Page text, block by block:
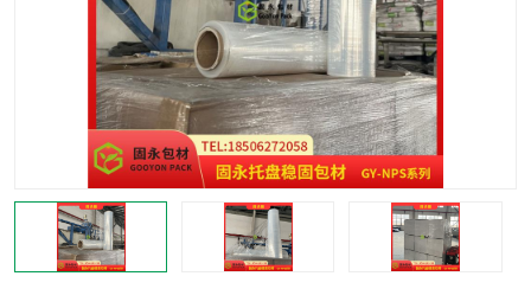
托盘裹包网兜
托盘捆绑带